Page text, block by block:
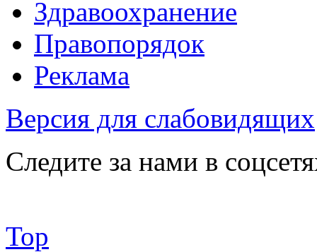
Здравоохранение
Правопорядок
Реклама
Версия для слабовидящих
Следите за нами в
Top